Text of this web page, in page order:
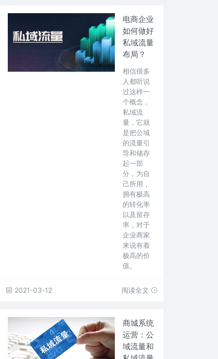
电商企业
如何做好
私域流量
布局？
相信很多
人都听说
过这样一
个概念，
私域流
量，它就
是把公域
的流量引
导和储存
起一部
分，为自
己所用，
拥有极高
的转化率
以及留存
率，对于
企业商家
来说有着
极高的价
值。
2021-03-12 阅读全文
商城系统
运营：公
域流量和